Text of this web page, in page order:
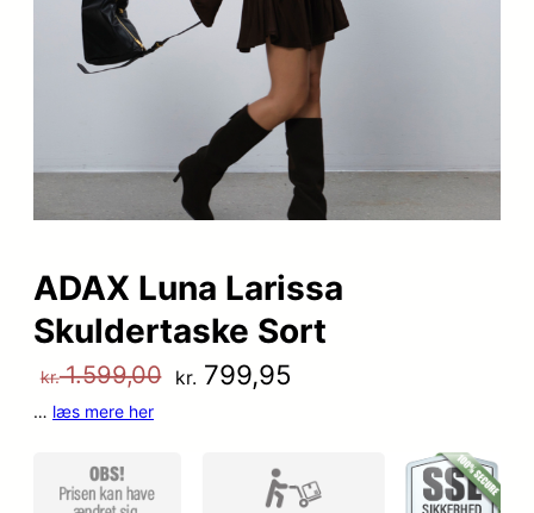
ADAX Luna Larissa
Skuldertaske Sort
kr.1.599,00 D
kr. 799,95
… læs mere her